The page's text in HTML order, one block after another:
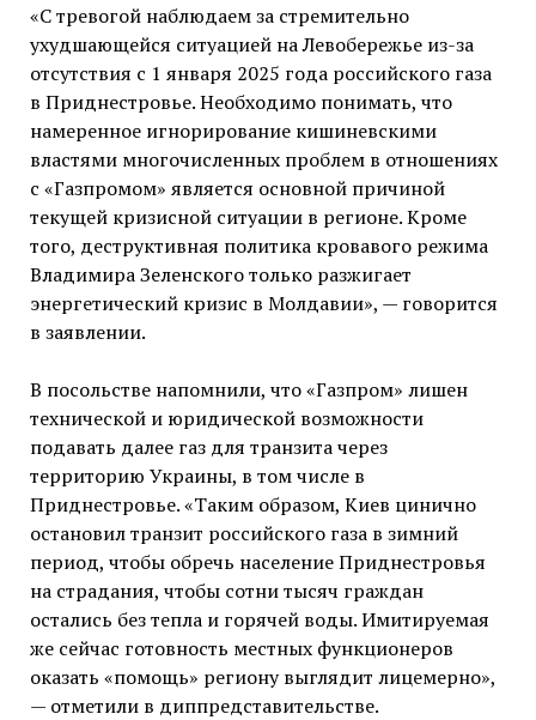
«С тревогой наблюдаем за стремительно
ухудшающейся ситуацией на Левобережье из-за
отсутствия с 1 января 2025 года российского газа
в Приднестровье. Необходимо понимать, что
намеренное игнорирование кишиневскими
властями многочисленных проблем в отношениях
с «Газпромом» является основной причиной
текущей кризисной ситуации в регионе. Кроме
того, деструктивная политика кровавого режима
Владимира Зеленского только разжигает
энергетический кризис в Молдавии», — говорится
в заявлении.
В посольстве напомнили, что «Газпром» лишен
технической и юридической возможности
подавать далее газ для транзита через
территорию Украины, в том числе в
Приднестровье. «Таким образом, Киев цинично
остановил транзит российского газа в зимний
период, чтобы обречь население Приднестровья
на страдания, чтобы сотни тысяч граждан
остались без тепла и горячей воды. Имитируемая
же сейчас готовность местных функционеров
оказать «помощь» региону выглядит лицемерно»,
— отметили в диппредставительстве.